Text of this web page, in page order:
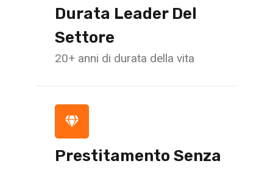
Durata Leader Del
Settore
20+ anni di durata della vita
Prestitamento Senza